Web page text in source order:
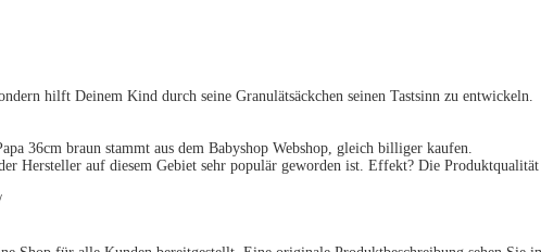
hilft Deinem Kind durch seine Granulätsäckchen seinen Tastsinn zu entwickeln.
36cm braun stammt aus dem Babyshop Webshop, gleich billiger kaufen.
Hersteller auf diesem Gebiet sehr populär geworden ist. Effekt? Die